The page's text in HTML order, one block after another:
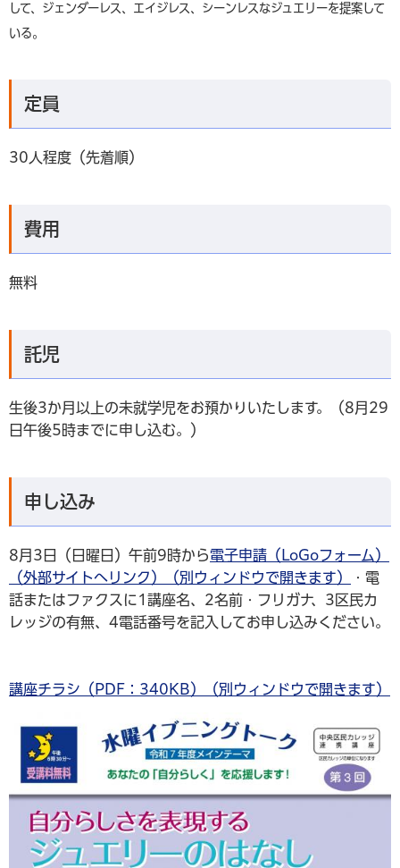
して、ジェンダーレス、エイジレス、シーンレスなジュエリーを提案して
いる。
定員
30人程度（先着順）
費用
無料
託児
生後3か月以上の未就学児をお預かりいたします。（8月29
日午後5時までに申し込む。）
申し込み
8月3日（日曜日）午前9時から電子申請（LoGoフォーム）
（外部サイトへリンク）（別ウィンドウで開きます）
・電
話またはファクスに1講座名、2名前・フリガナ、3区民カ
レッジの有無、4電話番号を記入してお申し込みください。
講座チラシ（PDF：340KB）（別ウィンドウで開きます）